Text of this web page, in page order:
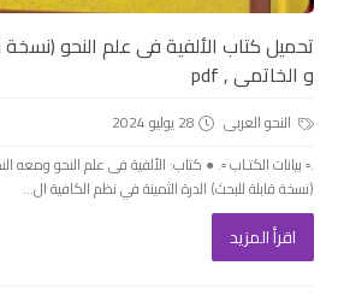
تحميل كتاب الألفية فى علم النحو (نسخة
و الخاتمى , pdf
النحو العربى
28 يوليو 2024
.▫️ بيانات الكتـاب ▫️. ● كتاب: الألفية فى علم النحو ومعه
(نسخة قابلة للبحث) الدرة الثمينة في نظم الكافية ال...
اقرأ المزيد